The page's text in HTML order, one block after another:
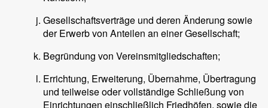
Gesellschaftsverträge und deren Änderung sowie
der Erwerb von Anteilen an einer Gesellschaft;
Begründung von Vereinsmitgliedschaften;
Errichtung, Erweiterung, Übernahme, Übertragung
und teilweise oder vollständige Schließung von
Einrichtungen einschließlich Friedhöfen, sowie die